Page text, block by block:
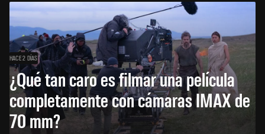
HACE 2 DÍAS
¿Qué tan caro es filmar una película
completamente con cámaras IMAX de
70 mm?